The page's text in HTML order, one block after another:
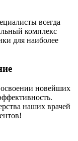
всегда
комплекс
для наиболее
новейших
наших врачей